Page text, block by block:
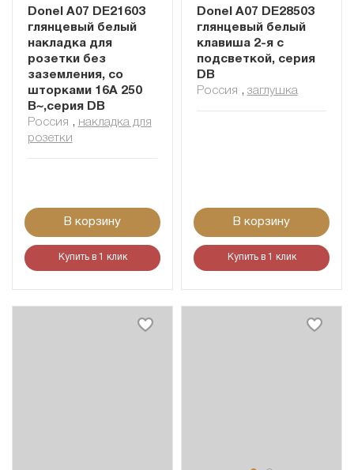
Donel A07 DE21603
глянцевый белый
накладка для
розетки без
заземления, со
шторками 16A 250
В~,серия DB
Россия , накладка для
розетки
В корзину
Купить в 1 клик
Donel A07 DE28503
глянцевый белый
клавиша 2-я с
подсветкой, серия
DB
Россия , заглушка
В корзину
Купить в 1 клик